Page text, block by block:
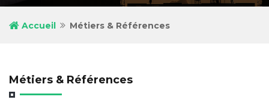
Accueil Métiers & Références
Métiers & Références